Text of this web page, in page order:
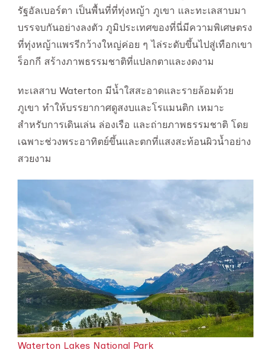
รัฐอัลเบอร์ตา เป็นพื้นที่ที่ทุ่งหญ้า ภูเขา และทะเลสาบมา
บรรจบกันอย่างลงตัว ภูมิประเทศของที่นี่มีความพิเศษตรง
ที่ทุ่งหญ้าแพรรีกว้างใหญ่ค่อย ๆ ไล่ระดับขึ้นไปสู่เทือกเขา
ร็อกกี สร้างภาพธรรมชาติที่แปลกตาและงดงาม
ทะเลสาบ Waterton มีน้ำใสสะอาดและรายล้อมด้วย
ภูเขา ทำให้บรรยากาศดูสงบและโรแมนติก เหมาะ
สำหรับการเดินเล่น ล่องเรือ และถ่ายภาพธรรมชาติ โดย
เฉพาะช่วงพระอาทิตย์ขึ้นและตกที่แสงสะท้อนผิวน้ำอย่าง
สวยงาม
Waterton Lakes National Park